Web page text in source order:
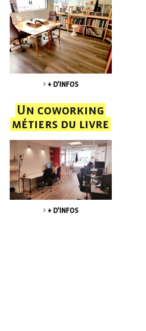
+ D'INFOS
Un coworking
métiers du livre
+ D'INFOS